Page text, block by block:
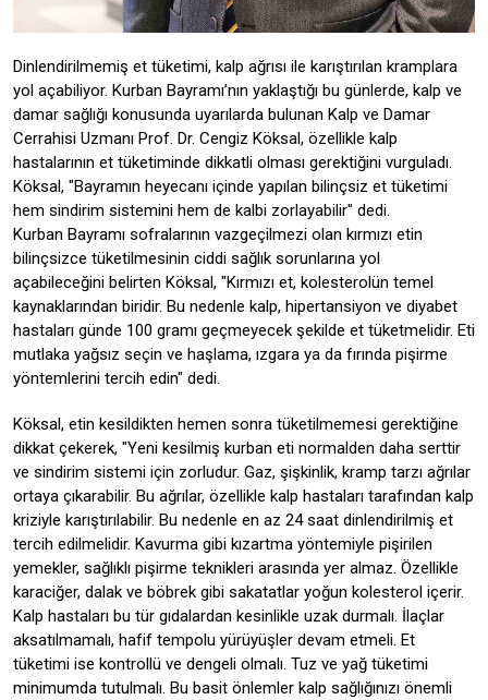
Dinlendirilmemiş et tüketimi, kalp ağrısı ile karıştırılan kramplara
yol açabiliyor. Kurban Bayramı’nın yaklaştığı bu günlerde, kalp ve
damar sağlığı konusunda uyarılarda bulunan Kalp ve Damar
Cerrahisi Uzmanı Prof. Dr. Cengiz Köksal, özellikle kalp
hastalarının et tüketiminde dikkatli olması gerektiğini vurguladı.
Köksal, "Bayramın heyecanı içinde yapılan bilinçsiz et tüketimi
hem sindirim sistemini hem de kalbi zorlayabilir" dedi.
Kurban Bayramı sofralarının vazgeçilmezi olan kırmızı etin
bilinçsizce tüketilmesinin ciddi sağlık sorunlarına yol
açabileceğini belirten Köksal, "Kırmızı et, kolesterolün temel
kaynaklarından biridir. Bu nedenle kalp, hipertansiyon ve diyabet
hastaları günde 100 gramı geçmeyecek şekilde et tüketmelidir. Eti
mutlaka yağsız seçin ve haşlama, ızgara ya da fırında pişirme
yöntemlerini tercih edin" dedi.
Köksal, etin kesildikten hemen sonra tüketilmemesi gerektiğine
dikkat çekerek, "Yeni kesilmiş kurban eti normalden daha serttir
ve sindirim sistemi için zorludur. Gaz, şişkinlik, kramp tarzı ağrılar
ortaya çıkarabilir. Bu ağrılar, özellikle kalp hastaları tarafından kalp
kriziyle karıştırılabilir. Bu nedenle en az 24 saat dinlendirilmiş et
tercih edilmelidir. Kavurma gibi kızartma yöntemiyle pişirilen
yemekler, sağlıklı pişirme teknikleri arasında yer almaz. Özellikle
karaciğer, dalak ve böbrek gibi sakatatlar yoğun kolesterol içerir.
Kalp hastaları bu tür gıdalardan kesinlikle uzak durmalı. İlaçlar
aksatılmamalı, hafif tempolu yürüyüşler devam etmeli. Et
tüketimi ise kontrollü ve dengeli olmalı. Tuz ve yağ tüketimi
minimumda tutulmalı. Bu basit önlemler kalp sağlığınızı önemli